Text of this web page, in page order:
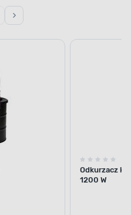
Odkurzacz
1200 W